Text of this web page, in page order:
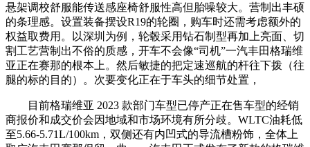
悬架调校舒服能传送感座椅舒服性高但胎噪较大。营制出丰硕
的条理感。设置装备摆设R19的轮圈，购车时还需考虑额外的
权益取费用。以深圳为例，轮毂采用钻石制型再加上亮面、切
割工艺营制出不俗的质感，开车不会像“司机”一汽丰田格瑞维
亚正在赛那的根本上。然后敏捷的把定速巡航的杆往下拨（往
腿的标的目的）。次要变化正在于车头的细节处置，
目前格瑞维亚 2023 款部门车型已停产正在售车型的经销
商报价和成交价会因地域和市场环境有所分歧。WLTC油耗低
至5.66-5.71L/100km，双侧还有内凹式的导流槽粉饰，全体上